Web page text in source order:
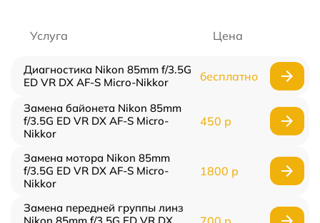
Услуга Цена
Диагностика Nikon 85mm f/3.5G
ED VR DX AF-S Micro-Nikkor
бесплатно
Замена байонета Nikon 85mm
f/3.5G ED VR DX AF-S Micro-
Nikkor
450 р
Замена мотора Nikon 85mm
f/3.5G ED VR DX AF-S Micro-
Nikkor
1800 р
Замена передней группы линз
Nikon 85mm f/3.5G ED VR DX